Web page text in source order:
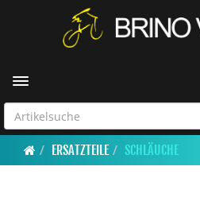
Toggle navigation
ERSATZTEILE SCHLÄUCHE